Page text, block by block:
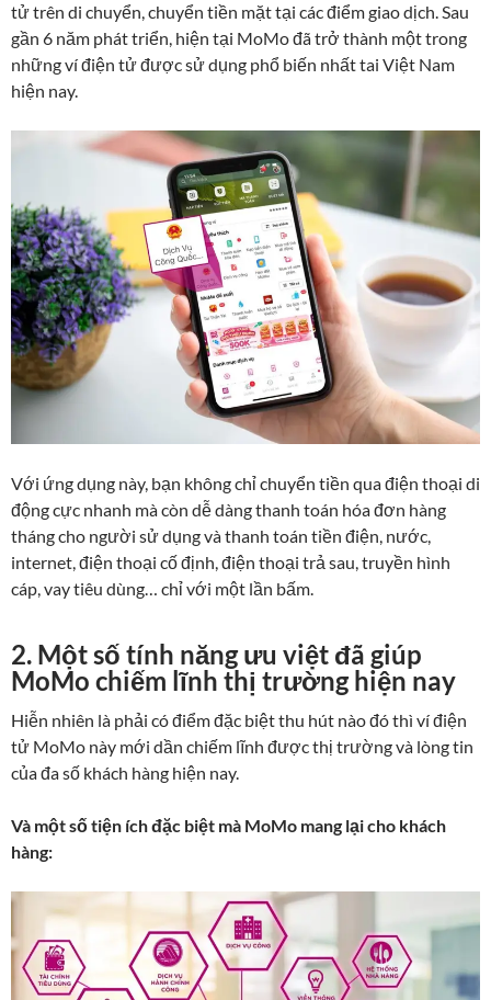
tử trên di chuyển, chuyển tiền mặt tại các điểm giao dịch. Sau
gần 6 năm phát triển, hiện tại MoMo đã trở thành một trong
những ví điện tử được sử dụng phổ biến nhất tai Việt Nam
hiện nay.
Với ứng dụng này, bạn không chỉ chuyển tiền qua điện thoại di
động cực nhanh mà còn dễ dàng thanh toán hóa đơn hàng
tháng cho người sử dụng và thanh toán tiền điện, nước,
internet, điện thoại cố định, điện thoại trả sau, truyền hình
cáp, vay tiêu dùng… chỉ với một lần bấm.
2. Một số tính năng ưu việt đã giúp
MoMo chiếm lĩnh thị trường hiện nay
Hiễn nhiên là phải có điểm đặc biệt thu hút nào đó thì ví điện
tử MoMo này mới dần chiếm lĩnh được thị trường và lòng tin
của đa số khách hàng hiện nay.
Và một số tiện ích đặc biệt mà MoMo mang lại cho khách
hàng: